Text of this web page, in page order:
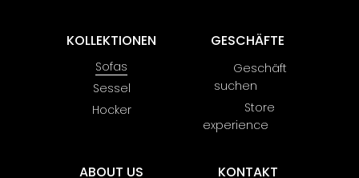
KOLLEKTIONEN
Sofas
Sessel
Hocker
GESCHÄFTE
Geschäft
suchen
Store
experience
ABOUT US KONTAKT